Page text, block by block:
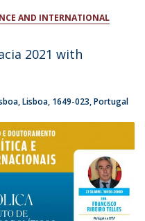
AND INTERNATIONAL
2021 with
Lisboa 1649-023 Portugal